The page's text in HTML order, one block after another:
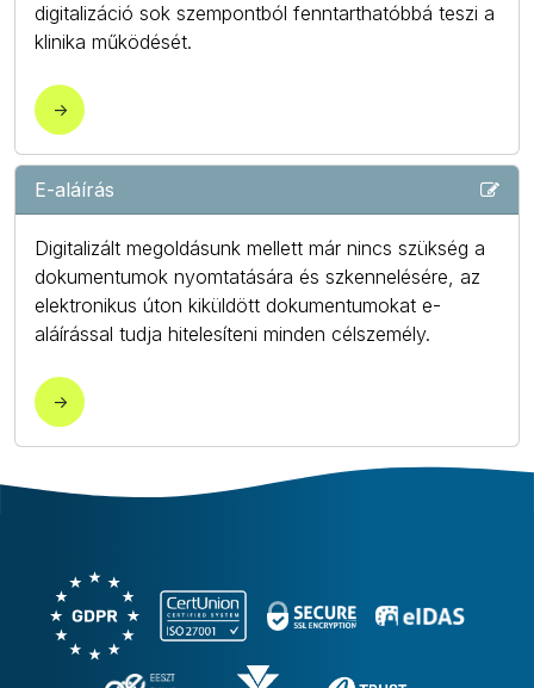
digitalizáció sok szempontból fenntarthatóbbá teszi a
klinika működését.
->
E-aláírás
Digitalizált megoldásunk mellett már nincs szükség a
dokumentumok nyomtatására és szkennelésére, az
elektronikus úton kiküldött dokumentumokat e-
aláírással tudja hitelesíteni minden célszemély.
->